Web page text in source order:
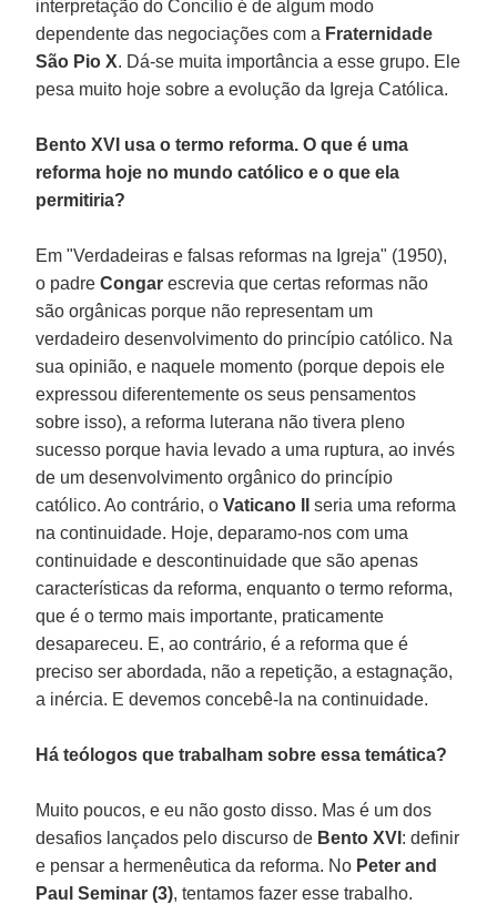
interpretação do Concílio é de algum modo
dependente das negociações com a Fraternidade
São Pio X. Dá-se muita importância a esse grupo. Ele
pesa muito hoje sobre a evolução da Igreja Católica.
Bento XVI usa o termo reforma. O que é uma
reforma hoje no mundo católico e o que ela
permitiria?
Em "Verdadeiras e falsas reformas na Igreja" (1950),
o padreCongarescrevia que certas reformas não
são orgânicas porque não representam um
verdadeiro desenvolvimento do princípio católico. Na
sua opinião, e naquele momento (porque depois ele
expressou diferentemente os seus pensamentos
sobre isso), a reforma luterana não tivera pleno
sucesso porque havia levado a uma ruptura, ao invés
de um desenvolvimento orgânico do princípio
católico. Ao contrário, oVaticano IIseria uma reforma
na continuidade. Hoje, deparamo-nos com uma
continuidade e descontinuidade que são apenas
características da reforma, enquanto o termo reforma,
que é o termo mais importante, praticamente
desapareceu. E, ao contrário, é a reforma que é
preciso ser abordada, não a repetição, a estagnação,
a inércia. E devemos concebê-la na continuidade.
Há teólogos que trabalham sobre essa temática?
Muito poucos, e eu não gosto disso. Mas é um dos
desafios lançados pelo discurso de Bento XVI : definir
e pensar a hermenêutica da reforma. No Peter and
Paul Seminar (3), tentamos fazer esse trabalho.